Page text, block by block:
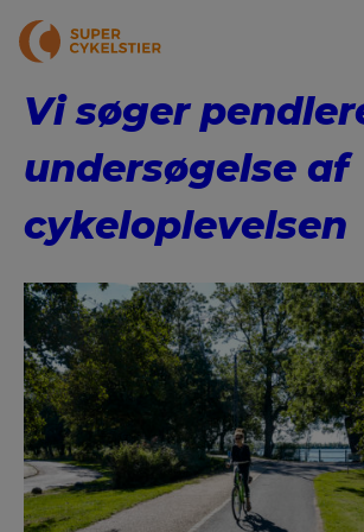
Vi søger
undersøgelse af
cykeloplevelsen